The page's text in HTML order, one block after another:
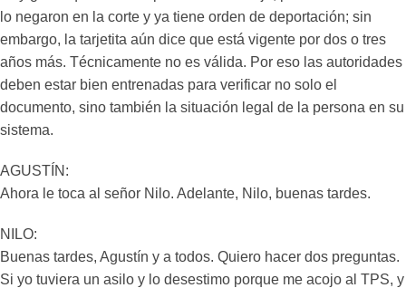
lo negaron en la corte y ya tiene orden de deportación; sin
embargo, la tarjetita aún dice que está vigente por dos o tres
años más. Técnicamente no es válida. Por eso las autoridades
deben estar bien entrenadas para verificar no solo el
documento, sino también la situación legal de la persona en su
sistema.
AGUSTÍN:
Ahora le toca al señor Nilo. Adelante, Nilo, buenas tardes.
NILO:
Buenas tardes, Agustín y a todos. Quiero hacer dos preguntas.
Si yo tuviera un asilo y lo desestimo porque me acojo al TPS, y